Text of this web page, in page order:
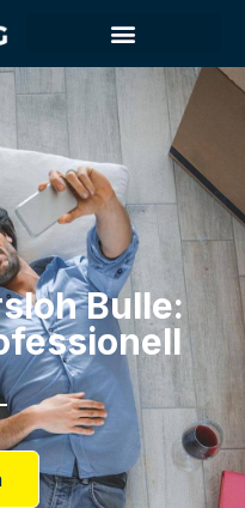
Bulle: